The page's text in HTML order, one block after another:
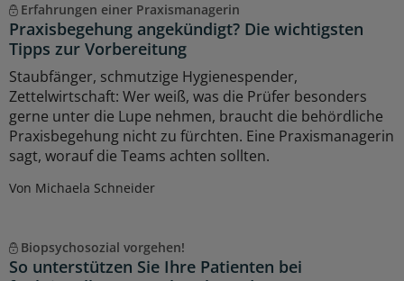
Erfahrungen einer Praxismanagerin
Praxisbegehung angekündigt? Die wichtigsten
Tipps zur Vorbereitung
Staubfänger, schmutzige Hygienespender,
Zettelwirtschaft: Wer weiß, was die Prüfer besonders
gerne unter die Lupe nehmen, braucht die behördliche
Praxisbegehung nicht zu fürchten. Eine Praxismanagerin
sagt, worauf die Teams achten sollten.
Von Michaela Schneider
Biopsychosozial vorgehen!
So unterstützen Sie Ihre Patienten bei